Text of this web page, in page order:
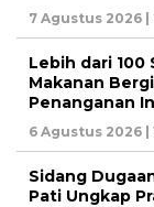
7 Agustus 2026 |
Lebih dari 100
Makanan
Penanganan
6 Agustus 2026 |
Sidang
Pati Ungkap